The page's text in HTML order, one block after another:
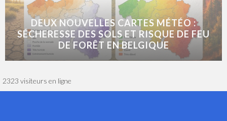
DEUX NOUVELLES CARTES MÉTÉO :
SÉCHERESSE DES SOLS ET RISQUE DE FEU
DE FORÊT EN BELGIQUE
2323 visiteurs en ligne